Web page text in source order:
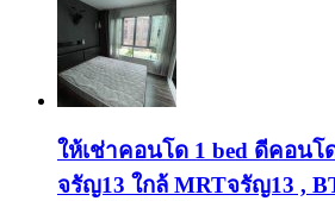
ให้เช่าคอนโด 1 bed ดีคอน
จรัญ13 ใกล้ MRTจรัญ13 ,